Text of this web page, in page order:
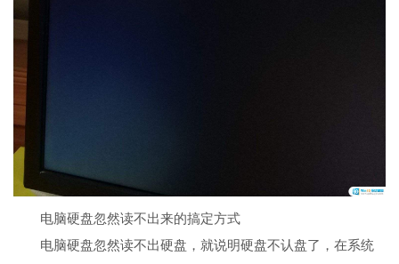
电脑硬盘忽然读不出来的搞定方式
电脑硬盘忽然读不出硬盘，就说明硬盘不认盘了，在系统